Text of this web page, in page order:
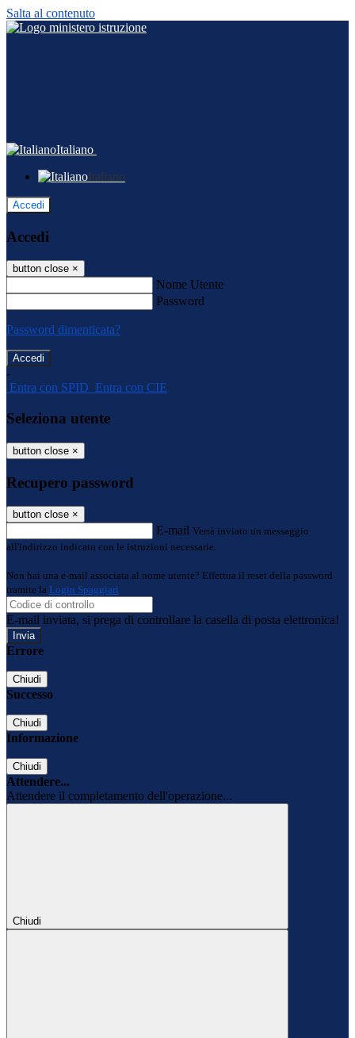
Salta al contenuto
Italiano
Italiano
Accedi
Accedi
button close ×
Nome Utente
Password
Password dimenticata?
-
Entra con SPID Entra con CIE
Seleziona utente
button close ×
Recupero password
button close ×
E-mail Verrà inviato un messaggio
all'indirizzo indicato con le istruzioni necessarie.
Non hai una e-mail associata al nome utente? Effettua il reset della password
tramite la Login Spaggiari
E-mail inviata, si prega di controllare la casella di posta elettronica!
Errore
Chiudi
Successo
Chiudi
Informazione
Chiudi
Attendere...
Attendere il completamento dell'operazione...
Chiudi